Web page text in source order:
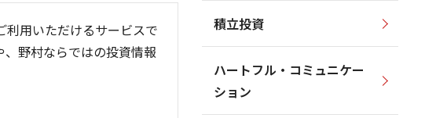
動平均 出来高(千)
動平均 出来高(千)
用いただけるサービスで
野村ならではの投資情報
積立投資
ハートフル・コミュニケー
ション